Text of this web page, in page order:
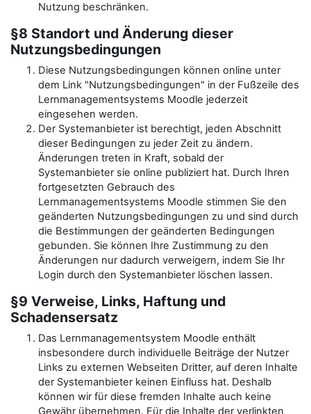
Nutzung beschränken.
§8 Standort und Änderung dieser
Nutzungsbedingungen
Diese Nutzungsbedingungen können online unter
dem Link "Nutzungsbedingungen" in der Fußzeile des
Lernmanagementsystems Moodle jederzeit
eingesehen werden.
Der Systemanbieter ist berechtigt, jeden Abschnitt
dieser Bedingungen zu jeder Zeit zu ändern.
Änderungen treten in Kraft, sobald der
Systemanbieter sie online publiziert hat. Durch Ihren
fortgesetzten Gebrauch des
Lernmanagementsystems Moodle stimmen Sie den
geänderten Nutzungsbedingungen zu und sind durch
die Bestimmungen der geänderten Bedingungen
gebunden. Sie können Ihre Zustimmung zu den
Änderungen nur dadurch verweigern, indem Sie Ihr
Login durch den Systemanbieter löschen lassen.
§9 Verweise, Links, Haftung und
Schadensersatz
Das Lernmanagementsystem Moodle enthält
insbesondere durch individuelle Beiträge der Nutzer
Links zu externen Webseiten Dritter, auf deren Inhalte
der Systemanbieter keinen Einfluss hat. Deshalb
können wir für diese fremden Inhalte auch keine
Gewähr übernehmen. Für die Inhalte der verlinkten